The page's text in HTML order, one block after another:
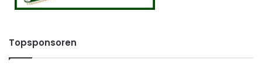
Topsponsoren